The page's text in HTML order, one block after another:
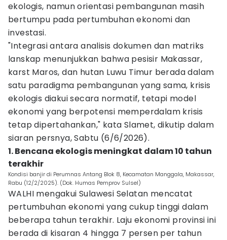
ekologis, namun orientasi pembangunan masih
bertumpu pada pertumbuhan ekonomi dan
investasi.
"Integrasi antara analisis dokumen dan matriks
lanskap menunjukkan bahwa pesisir Makassar,
karst Maros, dan hutan Luwu Timur berada dalam
satu paradigma pembangunan yang sama, krisis
ekologis diakui secara normatif, tetapi model
ekonomi yang berpotensi memperdalam krisis
tetap dipertahankan," kata Slamet, dikutip dalam
siaran persnya, Sabtu (6/6/2026).
1. Bencana ekologis meningkat dalam 10 tahun
terakhir
Kondisi banjir di Perumnas Antang Blok 8, Kecamatan Manggala, Makassar,
Rabu (12/2/2025). (Dok. Humas Pemprov Sulsel)
WALHI mengakui Sulawesi Selatan mencatat
pertumbuhan ekonomi yang cukup tinggi dalam
beberapa tahun terakhir. Laju ekonomi provinsi ini
berada di kisaran 4 hingga 7 persen per tahun